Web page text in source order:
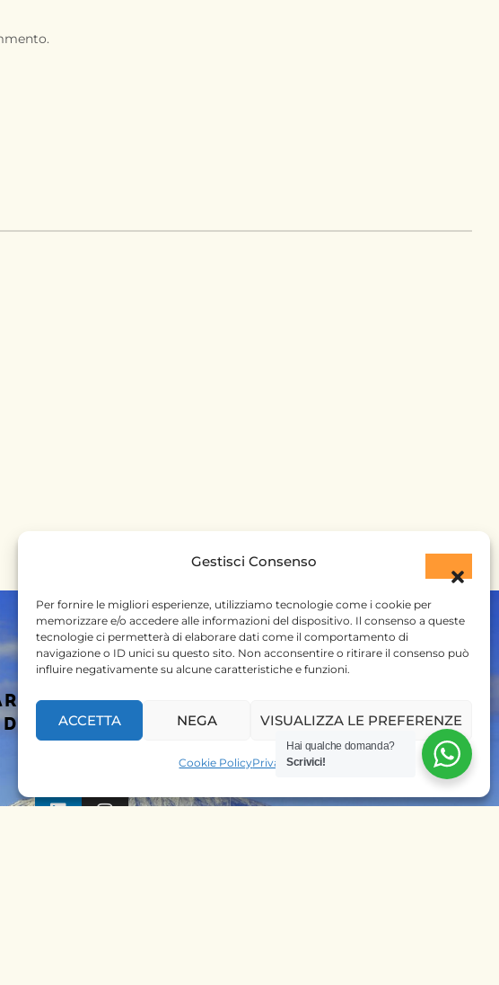
Gestisci Consenso
Per fornire le migliori esperienze, utilizziamo tecnologie come i cookie per
memorizzare e/o accedere alle informazioni del dispositivo. Il consenso a queste
tecnologie ci permetterà di elaborare dati come il comportamento di
navigazione o ID unici su questo sito. Non acconsentire o ritirare il consenso può
influire negativamente su alcune caratteristiche e funzioni.
ACCETTA NEGA VISUALIZZA LE PREFERENZE
Cookie PolicyPrivacy Policy
SEGUICI SU
PRENOTA SUBITO IL
Hai qualche domanda?
Scrivici!